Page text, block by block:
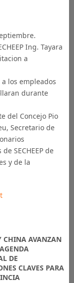
Ing. Tayara
a
los empleados
durante
del Concejo Pio
Secretario de
SECHEEP de
y de la
CHINA AVANZAN
DE
CLAVES PARA